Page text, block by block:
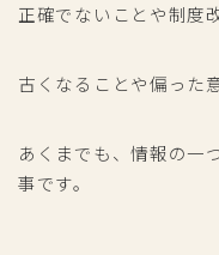
正確でないことや制度
古くなることや偏った
あくまでも、情報の一
事です。